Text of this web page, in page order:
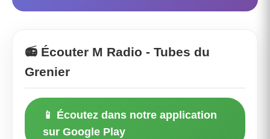
📻 Écouter M Radio - Tubes du
Grenier
📱 Écoutez dans notre application
sur Google Play